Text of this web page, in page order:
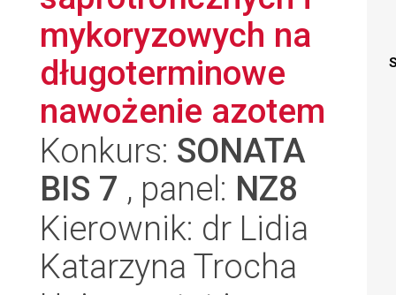
mykoryzowych na
długoterminowe
nawożenie azotem
Konkurs: SONATA
BIS 7 , panel: NZ8
Kierownik: dr Lidia
Katarzyna Trocha